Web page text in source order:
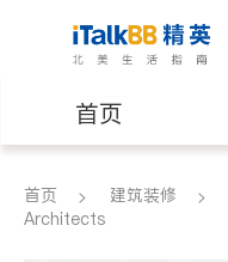
首页
医生
首页 建筑装修
Architects